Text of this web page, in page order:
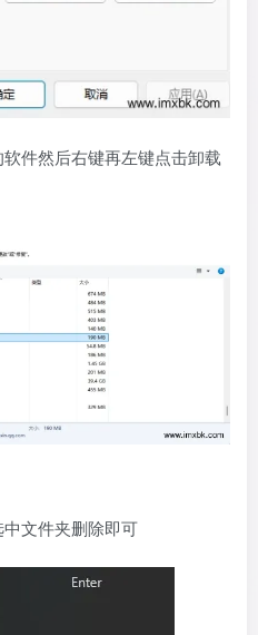
件然后右键再左键点击卸载
文件夹删除即可